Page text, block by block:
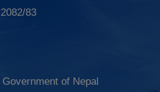
83
of Nepal